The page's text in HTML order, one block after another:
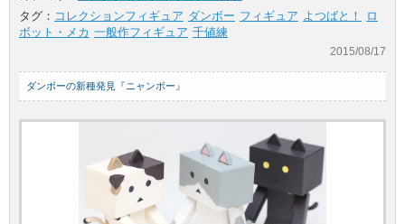
タグ： コレクションフィギュア ダンボー フィギュア よつばと！
ロ
ボット・メカ 一般作フィギュア 千値練
2015/08/17
ダンボーの新種発見『ニャンボー』